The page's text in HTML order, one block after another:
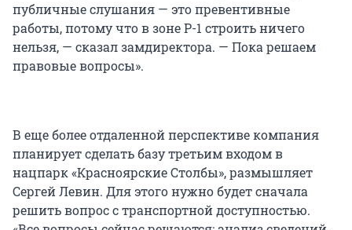
публичные слушания — это превентивные
работы, потому что в зоне Р-1 строить ничего
нельзя, — сказал замдиректора. — Пока решаем
правовые вопросы».
В еще более отдаленной перспективе компания
планирует сделать базу третьим входом в
нацпарк «Красноярские Столбы», размышляет
Сергей Левин. Для этого нужно будет сначала
решить вопрос с транспортной доступностью.